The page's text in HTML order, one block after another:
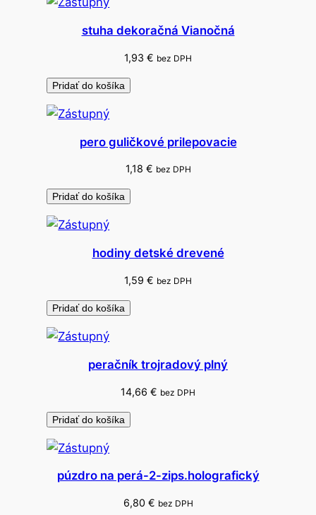
í
.
o
t
o
.
p
r
p
á
r
5
stuha dekoračná Vianočná
1,93 € bez DPH
Pridať do košíka
pero guličkové prilepovacie
1,18 € bez DPH
Pridať do košíka
hodiny detské drevené
1,59 € bez DPH
Pridať do košíka
peračník trojradový plný
14,66 € bez DPH
Pridať do košíka
púzdro na perá-2-zips.holografický
6,80 € bez DPH